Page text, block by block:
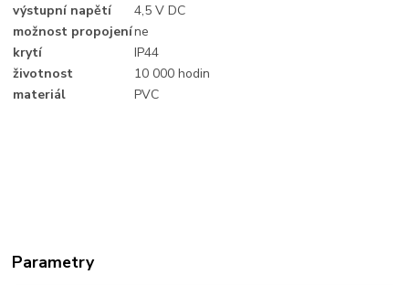
výstupní napětí
4,5 V DC
možnost propojeníne
krytí
IP44
životnost
10 000 hodin
materiál
PVC
Parametry